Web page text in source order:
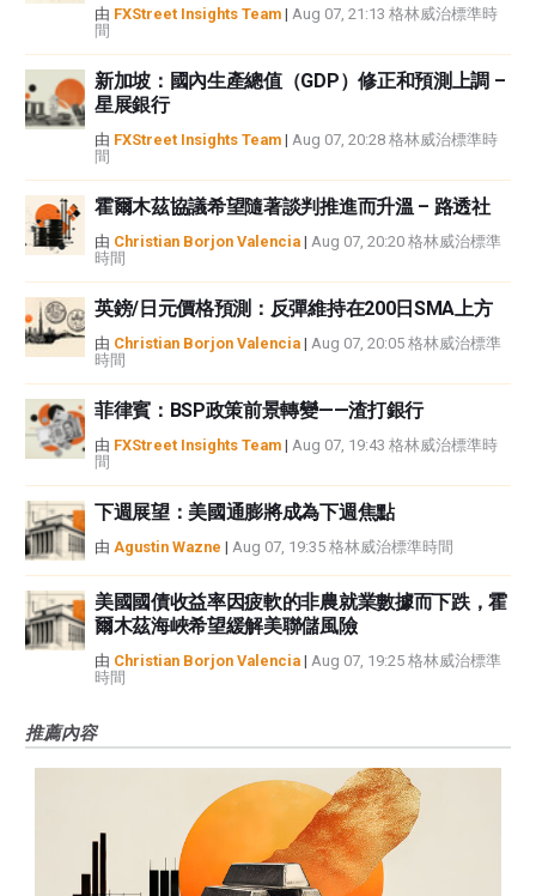
FXStreet並非註冊投資顧問，本文內容無意提供任何投資建議。
由 FXStreet Insights Team | Aug 07, 21:13 格林威治標準時
間
新加坡：國內生產總值（GDP）修正和預測上調 –
星展銀行
由 FXStreet Insights Team | Aug 07, 20:28 格林威治標準時
間
霍爾木茲協議希望隨著談判推進而升溫 – 路透社
由 Christian Borjon Valencia | Aug 07, 20:20 格林威治標準
時間
英鎊/日元價格預測：反彈維持在200日SMA上方
由 Christian Borjon Valencia | Aug 07, 20:05 格林威治標準
時間
菲律賓：BSP政策前景轉變——渣打銀行
由 FXStreet Insights Team | Aug 07, 19:43 格林威治標準時
間
下週展望：美國通膨將成為下週焦點
由 Agustin Wazne | Aug 07, 19:35 格林威治標準時間
美國國債收益率因疲軟的非農就業數據而下跌，霍
爾木茲海峽希望緩解美聯儲風險
由 Christian Borjon Valencia | Aug 07, 19:25 格林威治標準
時間
推薦內容